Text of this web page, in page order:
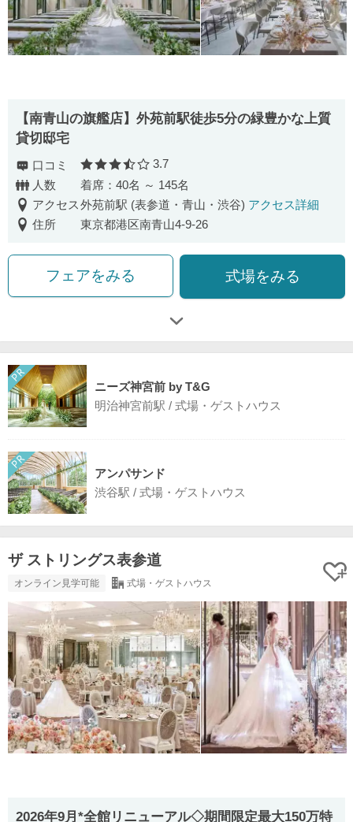
【南⻘⼭の旗艦店】外苑前駅徒歩5分の緑豊かな上質
貸切邸宅
口コミ 口コミ評価
3.7
人数
着席：40名 ～ 145名
アクセス外苑前駅 (表参道・青山・渋谷) アクセス詳細
住所
東京都港区南青山4-9-26
フェアをみる 式場をみる
ニーズ神宮前 by T&G
明治神宮前駅 / 式場・ゲストハウス
アンパサンド
渋谷駅 / 式場・ゲストハウス
ザ ストリングス表参道
オンライン見学可能 式場・ゲストハウス
2026年9月*全館リニューアル◇期間限定最大150万特